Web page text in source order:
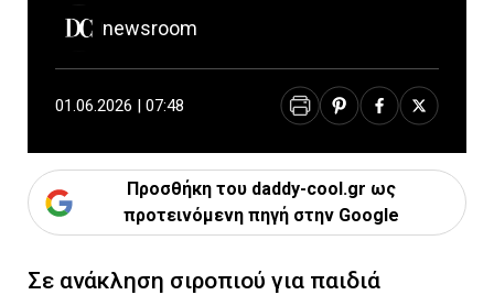
newsroom
01.06.2026 | 07:48
Προσθήκη του daddy-cool.gr ως
προτεινόμενη πηγή στην Google
Σε ανάκληση σιροπιού για παιδιά